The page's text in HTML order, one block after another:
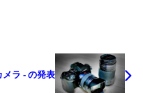
ラ - の発表